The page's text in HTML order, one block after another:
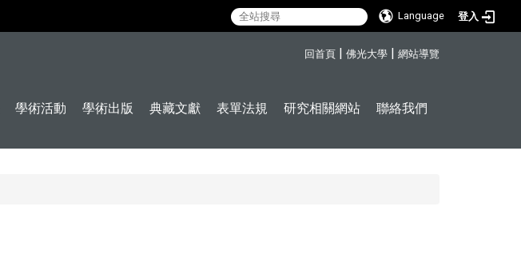
Language 登入
回首頁 | 佛光大學 | 網站導覽
學術活動 學術出版 典藏文獻 表單法規 研究相關網站 聯絡我們